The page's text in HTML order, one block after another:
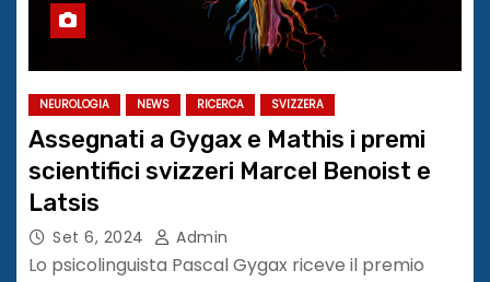
NEUROLOGIA NEWS RICERCA SVIZZERA
Assegnati a Gygax e Mathis i premi
scientifici svizzeri Marcel Benoist e
Latsis
Set 6, 2024 Admin
Lo psicolinguista Pascal Gygax riceve il premio